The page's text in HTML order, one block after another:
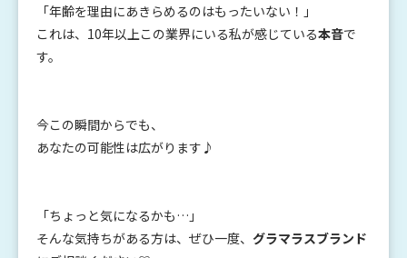
「年齢を理由にあきらめるのはもったいない！」
これは、10年以上この業界にいる私が感じている本音で
す。
今この瞬間からでも、
あなたの可能性は広がります♪
「ちょっと気になるかも…」
そんな気持ちがある方は、ぜひ一度、 グラマラスブランド